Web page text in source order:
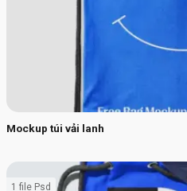
Mockup túi vải lanh
1 file Psd